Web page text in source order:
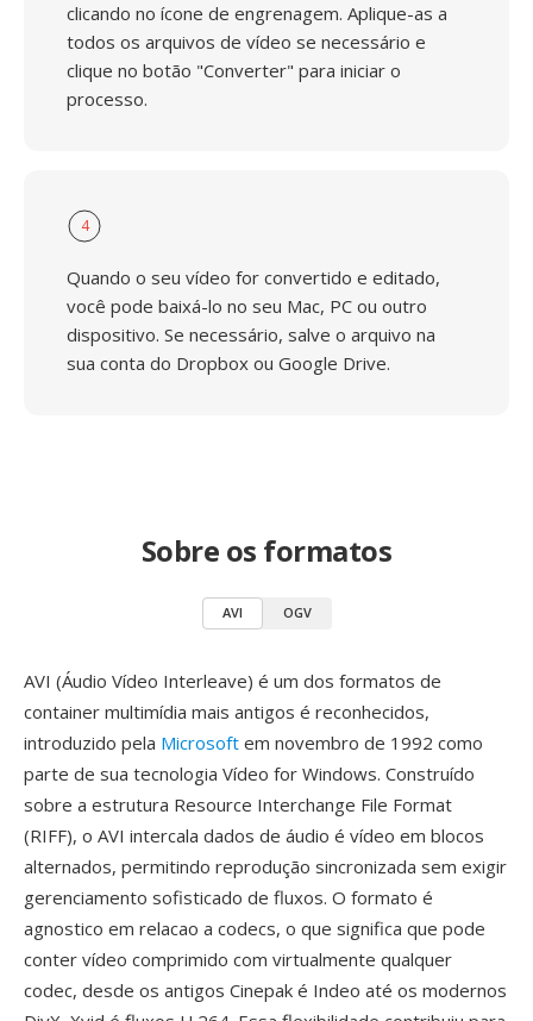
clicando no ícone de engrenagem. Aplique-as a
todos os arquivos de vídeo se necessário e
clique no botão "Converter" para iniciar o
processo.
4
Quando o seu vídeo for convertido e editado,
você pode baixá-lo no seu Mac, PC ou outro
dispositivo. Se necessário, salve o arquivo na
sua conta do Dropbox ou Google Drive.
Sobre os formatos
AVI OGV
AVI (Áudio Vídeo Interleave) é um dos formatos de
container multimídia mais antigos é reconhecidos,
introduzido pela Microsoft em novembro de 1992 como
parte de sua tecnologia Vídeo for Windows. Construído
sobre a estrutura Resource Interchange File Format
(RIFF), o AVI intercala dados de áudio é vídeo em blocos
alternados, permitindo reprodução sincronizada sem exigir
gerenciamento sofisticado de fluxos. O formato é
agnostico em relacao a codecs, o que significa que pode
conter vídeo comprimido com virtualmente qualquer
codec, desde os antigos Cinepak é Indeo até os modernos